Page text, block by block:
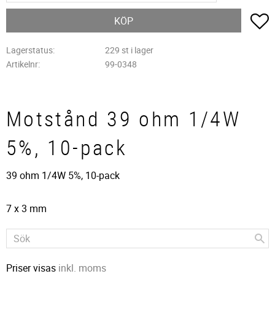
KÖP
Lagerstatus
229 st i lager
Artikelnr
99-0348
Motstånd 39 ohm 1/4W
5%, 10-pack
39 ohm 1/4W 5%, 10-pack
7 x 3 mm
Priser visas inkl. moms